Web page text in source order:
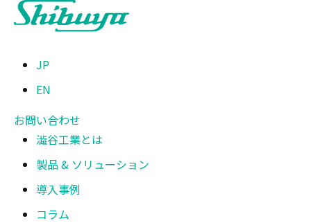
JP
EN
お問い合わせ
澁谷工業とは
製品 & ソリューション
導入事例
コラム